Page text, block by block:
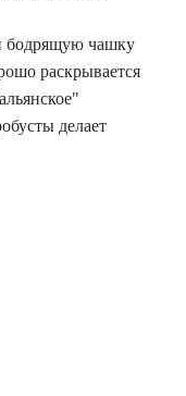
бодрящую чашку
раскрывается
делает